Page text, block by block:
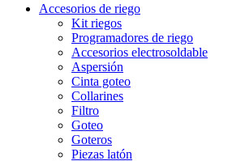
Accesorios de riego
Kit riegos
Programadores de riego
Accesorios electrosoldable
Aspersión
Cinta goteo
Collarines
Filtro
Goteo
Goteros
Piezas latón